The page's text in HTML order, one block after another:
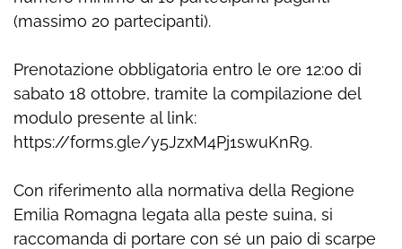
(massimo 20 partecipanti).
Prenotazione obbligatoria entro le ore 12:00 di
sabato 18 ottobre, tramite la compilazione del
modulo presente al link:
https://forms.gle/y5JzxM4Pj1swuKnR9.
Con riferimento alla normativa della Regione
Emilia Romagna legata alla peste suina, si
raccomanda di portare con sé un paio di scarpe